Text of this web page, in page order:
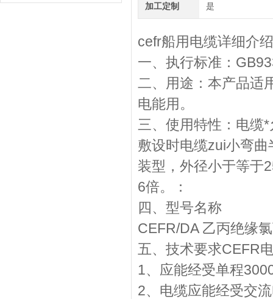
加工定制 是
cefr船用电缆详细介绍
一、执行标准：
二、用途：本产品适
电能用。
三、使用特性：电缆
敷设时电缆zui小弯
装型，外径小于等于
6倍。：
四、型号名称
CEFR/DA 乙丙绝缘
五、技术要求CEFR
1、应能经受单程
2、电缆应能经受交